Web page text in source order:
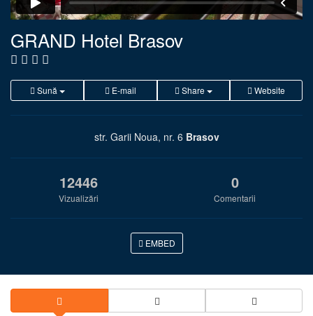
GRAND Hotel Brasov
Sună E-mail Share Website
str. Garii Noua, nr. 6 Brasov
12446
Vizualizări
0
Comentarii
EMBED
Reguli de confidentialitate
Română
English